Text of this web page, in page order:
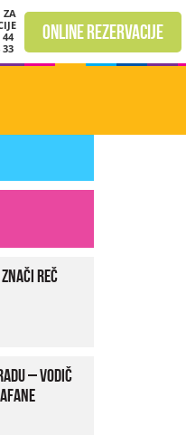
ZA
44
33
online rezervacije
reč
– vodič